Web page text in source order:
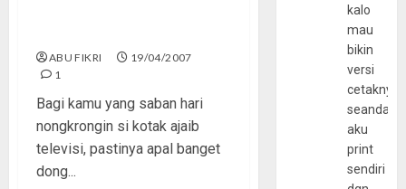
ABU FIKRI
19/04/2007
1
Bagi kamu yang saban hari
nongkrongin si kotak ajaib
televisi, pastinya apal banget
dong...
kalo
mau
bikin
versi
cetaknya
aku
print
sendiri